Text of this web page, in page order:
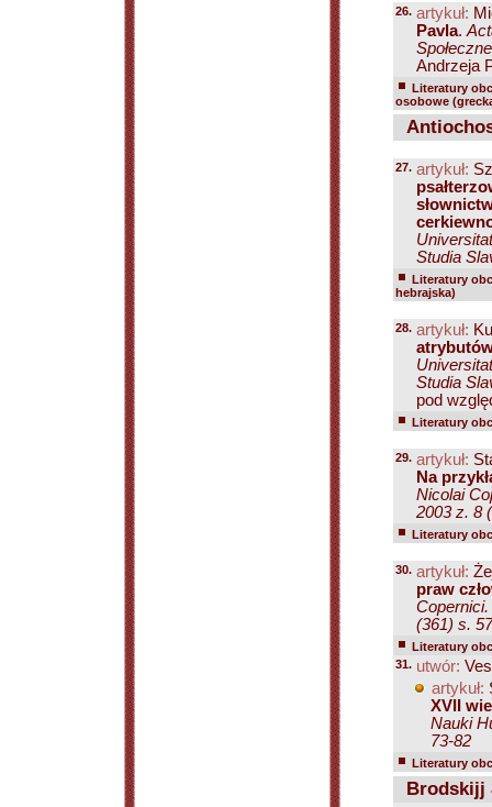
26. artykuł:
Pavla.
Andrzeja
Literatury
osobowe
27. artykuł:
Studia
Literatury
hebrajska)
28. artykuł:
Studia
pod
Literatury
29. artykuł:
Na
Nicolai
2003 z. 8
Literatury
30. artykuł:
praw
(361) s.
Literatury
31. utwór:
artykuł:
XVII
Nauki
73-82
Literatury
Brodskijj